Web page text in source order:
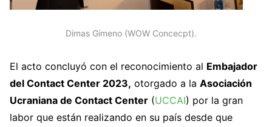
Dimas Gimeno (WOW Concecpt).
El acto concluyó con el reconocimiento al Embajador
del Contact Center 2023, otorgado a la Asociación
Ucraniana de Contact Center (UCCAI) por la gran
labor que están realizando en su país desde que